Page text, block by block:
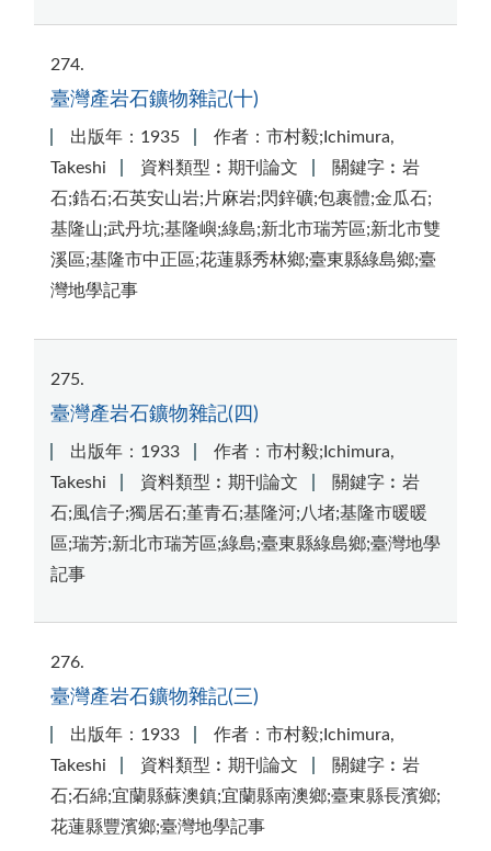
274
臺灣產岩石鑛物雜記(十)
出版年：1935
作者：市村毅;Ichimura,
Takeshi
資料類型︰期刊論文
關鍵字︰岩
石;鋯石;石英安山岩;片麻岩;閃鋅礦;包裹體;金瓜石;
基隆山;武丹坑;基隆嶼;綠島;新北市瑞芳區;新北市雙
溪區;基隆市中正區;花蓮縣秀林鄉;臺東縣綠島鄉;臺
灣地學記事
275
臺灣產岩石鑛物雜記(四)
出版年：1933
作者：市村毅;Ichimura,
Takeshi
資料類型︰期刊論文
關鍵字︰岩
石;風信子;獨居石;堇青石;基隆河;八堵;基隆市暖暖
區;瑞芳;新北市瑞芳區;綠島;臺東縣綠島鄉;臺灣地學
記事
276
臺灣產岩石鑛物雜記(三)
出版年：1933
作者：市村毅;Ichimura,
Takeshi
資料類型︰期刊論文
關鍵字︰岩
石;石綿;宜蘭縣蘇澳鎮;宜蘭縣南澳鄉;臺東縣長濱鄉;
花蓮縣豐濱鄉;臺灣地學記事